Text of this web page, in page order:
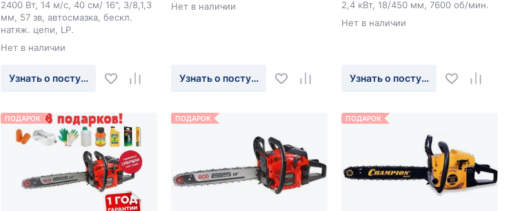
2400 Вт, 14 м/с, 40 см/ 16", 3/8,1,3
мм, 57 зв, автосмазка, бескл.
натяж. цепи, LP.
Нет в наличии
Узнать о поступлении
Нет в наличии
Узнать о поступлении
2,4 кВт, 18/450 мм, 7600 об/мин.
Нет в наличии
Узнать о поступлении
ПОДАРОК ПОДАРОК ПОДАРОК